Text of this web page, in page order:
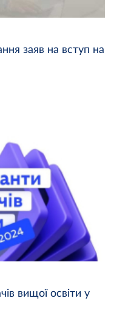
заяв на вступ на
вищої освіти у